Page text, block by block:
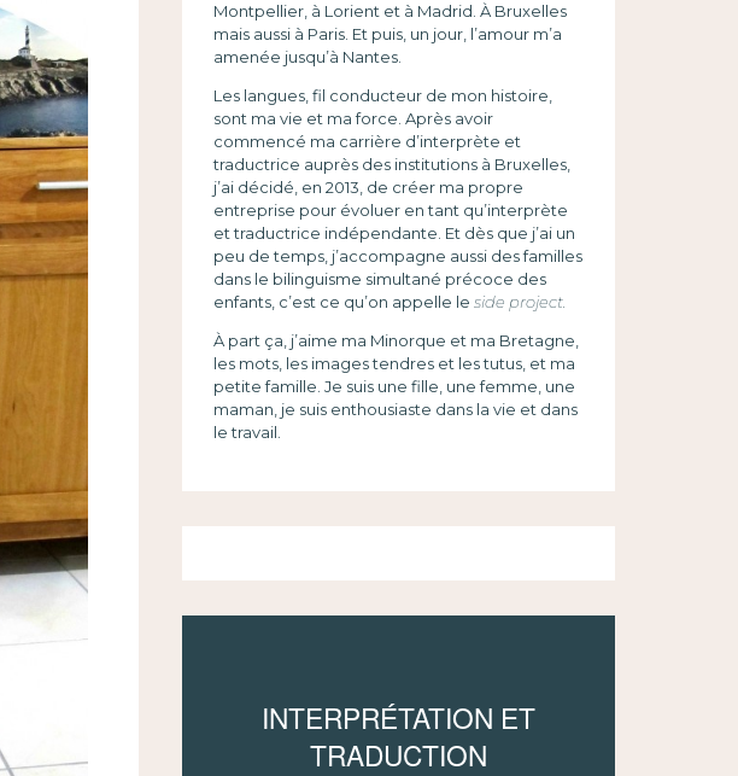
Montpellier, à Lorient et à Madrid. À Bruxelles
mais aussi à Paris. Et puis, un jour, l’amour m’a
amenée jusqu’à Nantes.
Les langues, fil conducteur de mon histoire,
sont ma vie et ma force. Après avoir
commencé ma carrière d’interprète et
traductrice auprès des institutions à Bruxelles,
j’ai décidé, en 2013, de créer ma propre
entreprise pour évoluer en tant qu’interprète
et traductrice indépendante. Et dès que j’ai un
peu de temps, j’accompagne aussi des familles
dans le bilinguisme simultané précoce des
enfants, c’est ce qu’on appelle le side project.
À part ça, j’aime ma Minorque et ma Bretagne,
les mots, les images tendres et les tutus, et ma
petite famille. Je suis une fille, une femme, une
maman, je suis enthousiaste dans la vie et dans
le travail.
INTERPRÉTATION ET
TRADUCTION